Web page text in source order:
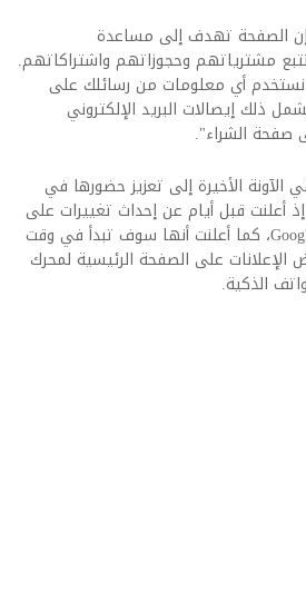
الصفحة تهدف إلى مساعدة
مشترياتهم وحجوزاتهم واشتراكاتهم.
نستخدم أي معلومات من رسائلك على
ذلك إيصالات البريد الإلكتروني
صفحة الشراء".
الأخيرة إلى تعزيز حضورها في
أعلنت قبل أيام عن إحداث تغييرات على
خدمة التسوق Google Shopping، كما أعلنت أنها سوف تبدأ في وقت
الإعلانات على الصفحة الرئيسية لمحرك
الذكية.